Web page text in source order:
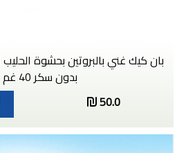
بدون سكر 40 غم
50.0